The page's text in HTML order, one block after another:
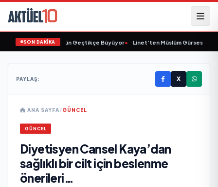
SON DAKİKA
Animasyon Pazarı Gün Geçtikçe Büyüyor• Linet'ten Müslüm Gürses'e Vefa
PAYLAŞ: X
ANA SAYFA/GÜNCEL
GÜNCEL
Diyetisyen Cansel Kaya’dan
sağlıklı bir cilt için beslenme
önerileri…